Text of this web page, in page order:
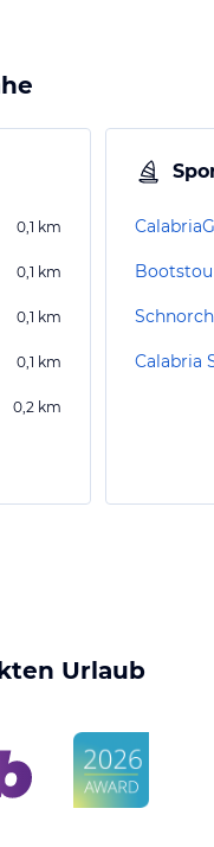
0,1 km
0,1 km
0,1 km
0,1 km
0,2 km
Urlaub